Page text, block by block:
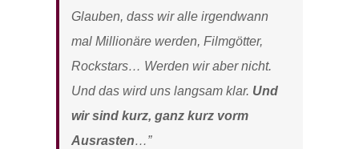
Glauben, dass wir alle irgendwann
mal Millionäre werden, Filmgötter,
Rockstars… Werden wir aber nicht.
Und das wird uns langsam klar. Und
wir sind kurz, ganz kurz vorm
Ausrasten…”